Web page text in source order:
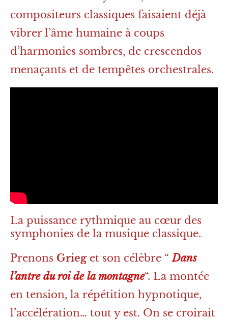
compositeurs classiques faisaient déjà
vibrer l’âme humaine à coups
d’harmonies sombres, de crescendos
menaçants et de tempêtes orchestrales.
La puissance rythmique au cœur des
symphonies de la musique classique.
Prenons Grieget son célèbre “ Dans
l’antre du roi de la montagne“. La montée
en tension, la répétition hypnotique,
l’accélération… tout y est. On se croirait